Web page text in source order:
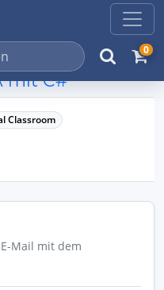
0
mit C#
Classroom
Mail mit dem